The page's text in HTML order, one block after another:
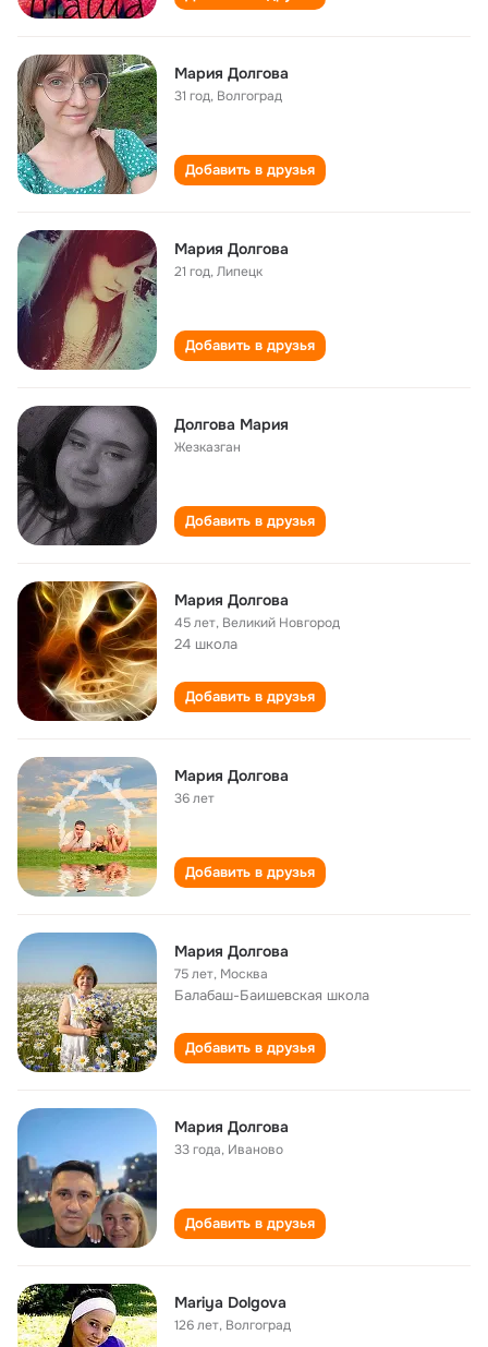
Мария Долгова
31 год, Волгоград
Добавить в друзья
Мария Долгова
21 год,Липецк
Добавить в друзья
Долгова Мария
Жезказган
Добавить в друзья
Мария Долгова
45 лет, Великий Новгород
24 школа
Добавить в друзья
Мария Долгова
36 лет
Добавить в друзья
Мария Долгова
75 лет, Москва
Балабаш-Баишевская школа
Добавить в друзья
Мария Долгова
33 года, Иваново
Добавить в друзья
Mariya Dolgova
126 лет, Волгоград